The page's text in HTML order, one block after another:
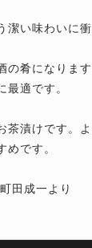
潔い味わいに
の肴になりま
最適です。
茶漬けです。
めです。
田成一より